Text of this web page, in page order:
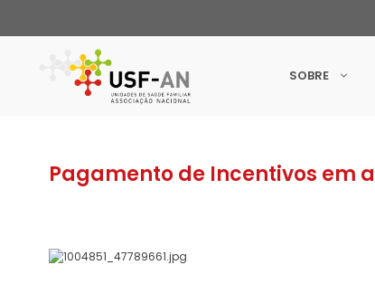
SOBRE
Pagamento de Incentivos em